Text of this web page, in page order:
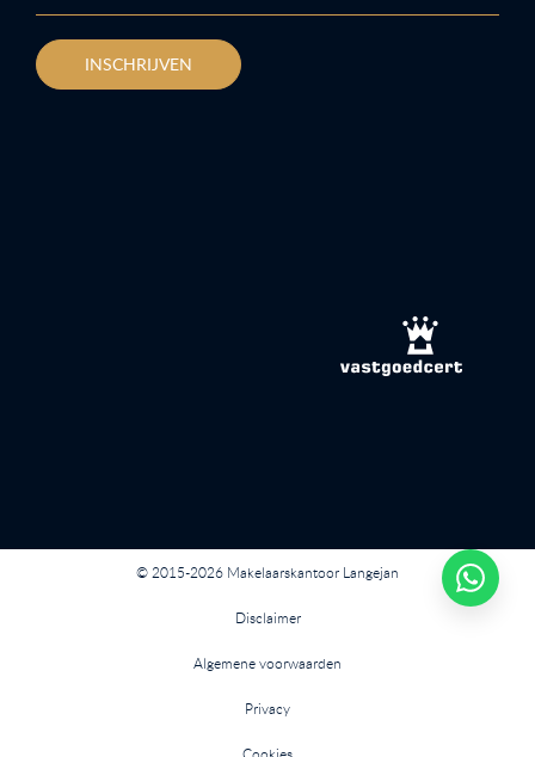
INSCHRIJVEN
© 2015-2026 Makelaarskantoor Langejan
Disclaimer
Algemene voorwaarden
Privacy
Cookies